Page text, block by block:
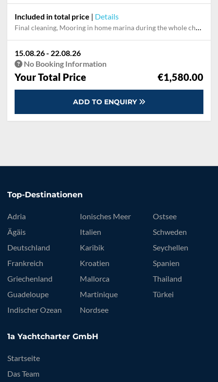
Included in total price | Details
Final cleaning, Mooring in home marina during the whole charter
15.08.26 - 22.08.26
No Booking Information
Your Total Price €1,580.00
ADD TO ENQUIRY
Top-Destinationen
Adria
Ägäis
Deutschland
Frankreich
Griechenland
Guadeloupe
Indischer Ozean
Ionisches Meer
Italien
Karibik
Kroatien
Mallorca
Martinique
Nordsee
Ostsee
Schweden
Seychellen
Spanien
Thailand
Türkei
1a Yachtcharter GmbH
Startseite
Das Team